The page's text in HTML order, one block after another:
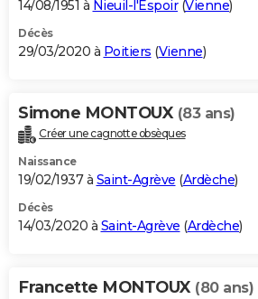
14/08/1951 à Nieuil-l'Espoir(Vienne)
Décès
29/03/2020 à Poitiers (Vienne)
Simone MONTOUX (83 ans)
Créer une cagnotte obsèques
Naissance
19/02/1937 à Saint-Agrève (Ardèche)
Décès
14/03/2020 à Saint-Agrève (Ardèche)
Francette MONTOUX (80 ans)